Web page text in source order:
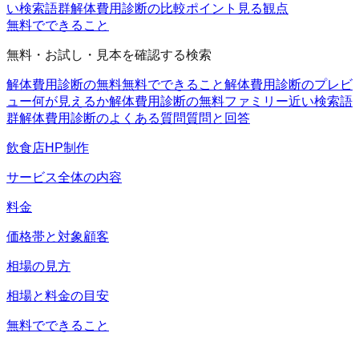
い検索語群解体費用診断の比較ポイント 見る観点
無料でできること
無料・お試し・見本を確認する検索
解体費用診断の無料無料でできること解体費用診断のプレビ
ュー何が見えるか解体費用診断の無料ファミリー近い検索語
群解体費用診断のよくある質問質問と回答
飲食店HP制作
サービス全体の内容
料金
価格帯と対象顧客
相場の見方
相場と料金の目安
無料でできること